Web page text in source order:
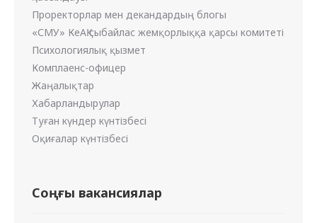
Проректорлар мен декандардың блогы
«СМУ» КеАҚ сыбайлас жемқорлыққа қарсы комитеті
Психологиялық қызмет
Комплаенс-офицер
Жаңалықтар
Хабарландырулар
Туған күндер күнтізбесі
Оқиғалар күнтізбесі
Соңғы вакансиялар